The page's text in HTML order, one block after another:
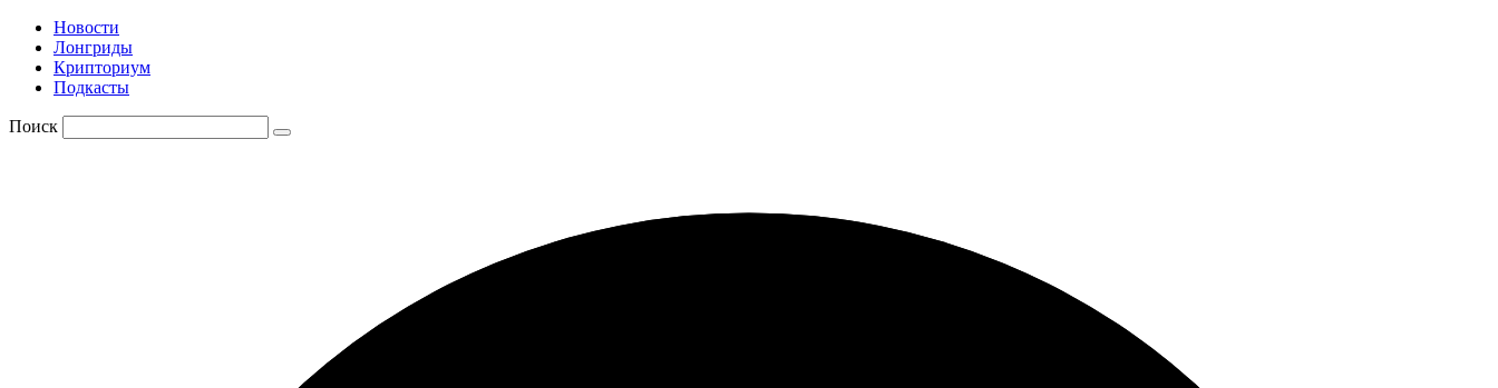
Новости
Лонгриды
Крипториум
Подкасты
Поиск